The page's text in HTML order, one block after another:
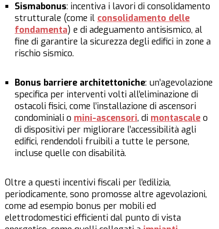
Sismabonus: incentiva i lavori di consolidamento
strutturale (come il consolidamento delle
fondamenta) e di adeguamento antisismico, al
fine di garantire la sicurezza degli edifici in zone a
rischio sismico.
Bonus barriere architettoniche: un’agevolazione
specifica per interventi volti all’eliminazione di
ostacoli fisici, come l’installazione di ascensori
condominiali o mini-ascensori, di montascale o
di dispositivi per migliorare l’accessibilità agli
edifici, rendendoli fruibili a tutte le persone,
incluse quelle con disabilità.
Oltre a questi incentivi fiscali per l’edilizia,
periodicamente, sono promosse altre agevolazioni,
come ad esempio bonus per mobili ed
elettrodomestici efficienti dal punto di vista